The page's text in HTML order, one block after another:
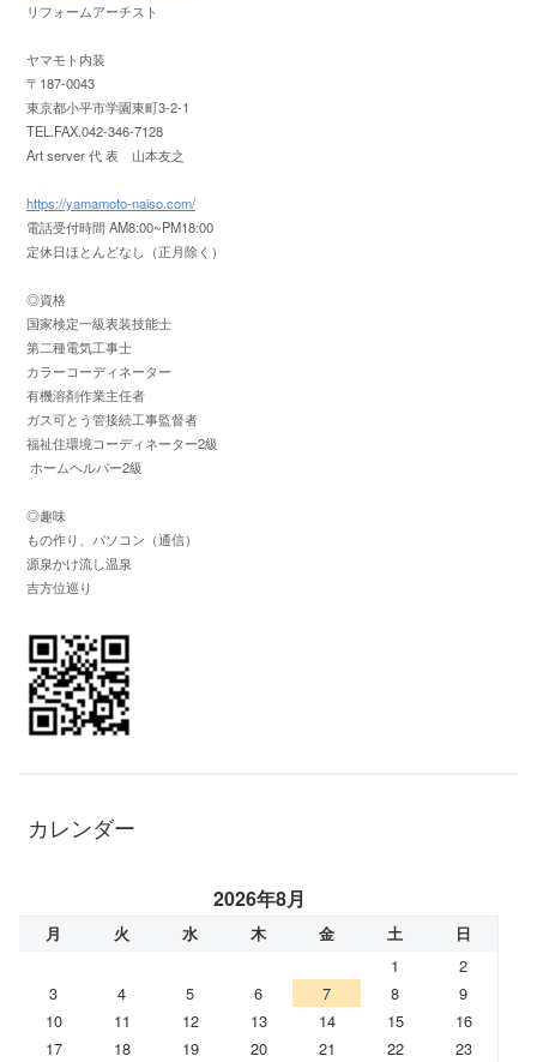
リフォームアーチスト
ヤマモト内装
〒187-0043
東京都小平市学園東町3-2-1
TEL.FAX.042-346-7128
Art server 代 表 山本友之
https://yamamoto-naiso.com/
電話受付時間 AM8:00~PM18:00
定休日ほとんどなし（正月除く）
◎資格
国家検定一級表装技能士
第二種電気工事士
カラーコーディネーター
有機溶剤作業主任者
ガス可とう管接続工事監督者
福祉住環境コーディネーター2級
ホームヘルパー2級
◎趣味
もの作り、パソコン（通信）
源泉かけ流し温泉
吉方位巡り
カレンダー
2026年8月
月 火 水 木 金 土 日
1
2
3
4 5 6 7 8
9
10
11 12 13 14 15
16
17
18 19 20 21 22
23